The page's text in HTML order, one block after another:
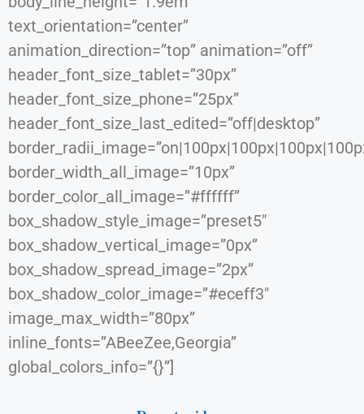
text_orientation=”center”
animation_direction=”top” animation=”off”
header_font_size_tablet=”30px”
header_font_size_phone=”25px”
header_font_size_last_edited=”off|desktop”
border_width_all_image=”10px”
border_color_all_image=”#ffffff”
box_shadow_style_image=”preset5″
box_shadow_vertical_image=”0px”
box_shadow_spread_image=”2px”
box_shadow_color_image=”#eceff3″
image_max_width=”80px”
inline_fonts=”ABeeZee,Georgia”
global_colors_info=”{}”]